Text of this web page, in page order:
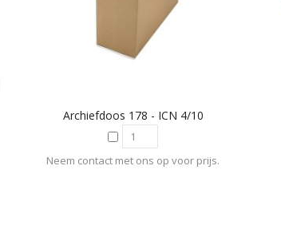
Archiefdoos 178 - ICN 4/10
Neem contact met ons op voor prijs.